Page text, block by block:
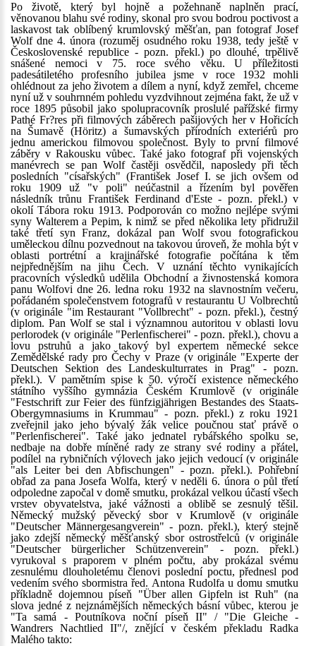
Po životě, který byl hojně a požehnaně naplněn prací,
věnovanou blahu své rodiny, skonal pro svou bodrou poctivost a
laskavost tak oblíbený krumlovský měšťan, pan fotograf Josef
Wolf dne 4. února (rozuměj osudného roku 1938, tedy ještě v
Československé republice - pozn. překl.) po dlouhé, trpělivě
snášené nemoci v 75. roce svého věku. U příležitosti
padesátiletého profesního jubilea jsme v roce 1932 mohli
ohlédnout za jeho životem a dílem a nyní, když zemřel, chceme
nyní už v souhrnném pohledu vyzdvihnout zejména fakt, že už v
roce 1895 působil jako spolupracovník proslulé pařížské firmy
Pathé Fr?res při filmových záběrech pašijových her v Hořicích
na Šumavě (Höritz) a šumavských přírodních exteriérů pro
jednu americkou filmovou společnost. Byly to první filmové
záběry v Rakousku vůbec. Také jako fotograf při vojenských
manévrech se pan Wolf častěji osvědčil, naposledy při těch
posledních "císařských" (František Josef I. se jich ovšem od
roku 1909 už "v poli" neúčastnil a řízením byl pověřen
následník trůnu František Ferdinand d'Este - pozn. překl.) v
okolí Tábora roku 1913. Podporován co možno nejlépe svými
syny Walterem a Pepim, k nimž se před několika lety přidružil
také třetí syn Franz, dokázal pan Wolf svou fotografickou
uměleckou dílnu pozvednout na takovou úroveň, že mohla být v
oblasti portrétní a krajinářské fotografie počítána k těm
nejpřednějším na jihu Čech. V uznání těchto vynikajících
pracovních výsledků udělila Obchodní a živnostenská komora
panu Wolfovi dne 26. ledna roku 1932 na slavnostním večeru,
pořádaném společenstvem fotografů v restaurantu U Volbrechtů
(v originále "im Restaurant "Vollbrecht" - pozn. překl.), čestný
diplom. Pan Wolf se stal i významnou autoritou v oblasti lovu
perlorodek (v originále "Perlenfischerei" - pozn. překl.), chovu a
lovu pstruhů a jako takový byl expertem německé sekce
Zemědělské rady pro Čechy v Praze (v originále "Experte der
Deutschen Sektion des Landeskulturrates in Prag" - pozn.
překl.). V pamětním spise k 50. výročí existence německého
státního vyššího gymnázia Českém Krumlově (v originále
"Festschrift zur Feier des fünfzigjährigen Bestandes des Staats-
Obergymnasiums in Krummau" - pozn. překl.) z roku 1921
zveřejnil jako jeho bývalý žák velice poučnou stať právě o
"Perlenfischerei". Také jako jednatel rybářského spolku se,
nedbaje na dobře míněné rady ze strany své rodiny a přátel,
podílel na rybničních výlovech jako jejich vedoucí (v originále
"als Leiter bei den Abfischungen" - pozn. překl.). Pohřební
obřad za pana Josefa Wolfa, který v neděli 6. února o půl třetí
odpoledne započal v domě smutku, prokázal velkou účastí všech
vrstev obyvatelstva, jaké vážnosti a oblibě se zesnulý těšil.
Německý mužský pěvecký sbor v Krumlově (v originále
"Deutscher Männergesangverein" - pozn. překl.), který stejně
jako zdejší německý měšťanský sbor ostrostřelců (v originále
"Deutscher bürgerlicher Schützenverein" - pozn. překl.)
vyrukoval s praporem v plném počtu, aby prokázal svému
zesnulému dlouholetému členovi poslední poctu, přednesl pod
vedením svého sbormistra řed. Antona Rudolfa u domu smutku
příkladně dojemnou píseň "Über allen Gipfeln ist Ruh" (na
slova jedné z nejznámějších německých básní vůbec, kterou je
"Ta samá - Poutníkova noční píseň II" / "Die Gleiche -
Wandrers Nachtlied II"/, znějící v českém překladu Radka
Malého takto: